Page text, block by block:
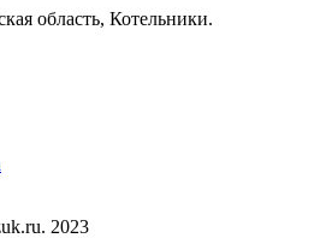
область, Котельники.
2023